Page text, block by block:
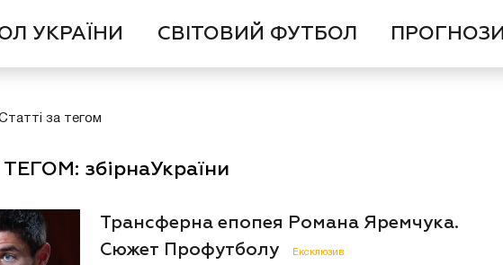
УКРАЇНИ СВІТОВИЙ ФУТБОЛ ПРОГНОЗИ
за тегом
збірнаУкраїни
Трансферна епопея Романа Яремчука.
Сюжет Профутболу
Ексклюзив